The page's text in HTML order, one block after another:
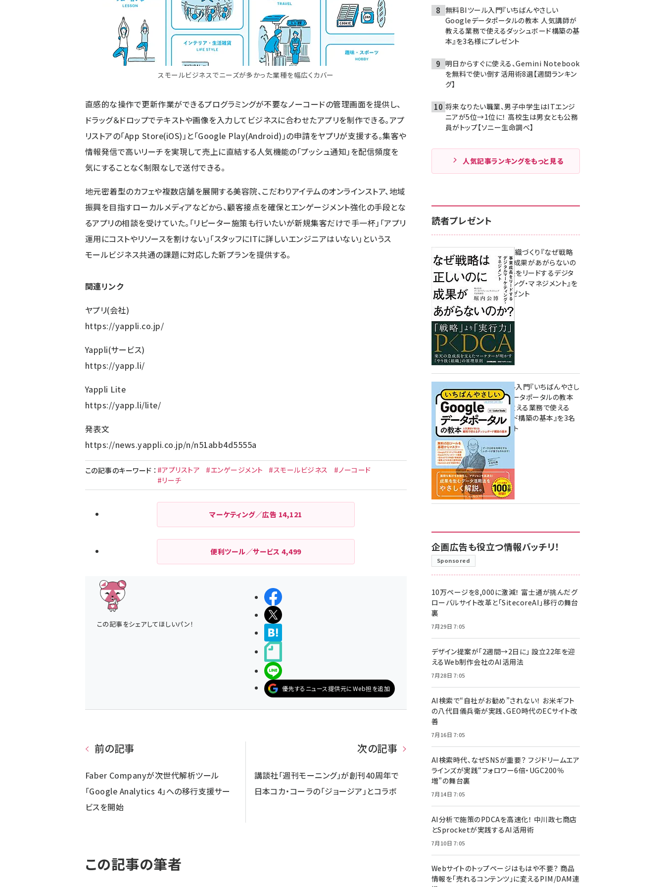
スモールビジネスでニーズが多かった業種を幅広くカバー
直感的な操作で更新作業ができるプログラミングが不要なノーコードの管理画面を提供し、
ドラッグ＆ドロップでテキストや画像を入力してビジネスに合わせたアプリを制作できる。アプ
リストアの「App Store(iOS)」と「Google Play(Android)」の申請をヤプリが支援する。集客や
情報発信で高いリーチを実現して売上に直結する人気機能の「プッシュ通知」を配信頻度を
気にすることなく制限なしで送付できる。
地元密着型のカフェや複数店舗を展開する美容院、こだわりアイテムのオンラインストア、地域
振興を目指すローカルメディアなどから、顧客接点を確保とエンゲージメント強化の手段とな
るアプリの相談を受けていた。「リピーター施策も行いたいが新規集客だけで手一杯」「アプリ
運用にコストやリソースを割けない」「スタッフにITに詳しいエンジニアはいない」というス
モールビジネス共通の課題に対応した新プランを提供する。
関連リンク
ヤプリ(会社)
https://yappli.co.jp/
Yappli(サービス)
https://yapp.li/
Yappli Lite
https://yapp.li/lite/
発表文
https://news.yappli.co.jp/n/n51abb4d5555a
この記事のキーワード ： #アプリストア #エンゲージメント #スモールビジネス
#ノーコード
#リーチ
マーケティング／広告 14,121
便利ツール／サービス4,499
この記事をシェアしてほしいパン！
シェアする
ポストする
LINEで送る
優先するニュース提供元にWeb担を追加
前の記事
Faber Companyが次世代解析ツール
「Google Analytics 4」への移行支援サー
ビスを開始
次の記事
講談社「週刊モーニング」が創刊40周年で
日本コカ・コーラの「ジョージア」とコラボ
この記事の筆者
無料BIツール入門『いちばんやさしい
Googleデータポータルの教本 人気講師が
教える業務で使えるダッシュボード構築の基
本』を3名様にプレゼント
明日からすぐに使える、Gemini Notebook
を無料で使い倒す活用術8選【週間ランキン
グ】
将来なりたい職業、男子中学生はITエンジ
ニアが5位→1位に！ 高校生は男女とも公務
員がトップ【ソニー生命調べ】
人気記事ランキングをもっと見る
読者プレゼント
成果を生む組織づくり『なぜ戦略
は正しいのに成果があがらないの
か？ 事業成長をリードするデジタ
ルマーケティング・マネジメント』を
3名様にプレゼント
8月7日 10:00
無料BIツール入門『いちばんやさし
いGoogleデータポータルの教本
人気講師が教える業務で使える
ダッシュボード構築の基本』を3名
様にプレゼント
7月31日 10:00
企画広告も役立つ情報バッチリ！
Sponsored
10万ページを8,000に激減！ 富士通が挑んだグ
ローバルサイト改革と「SitecoreAI」移行の舞台
裏
7月29日 7:05
デザイン提案が「2週間→2日に」 設立22年を迎
えるWeb制作会社のAI活用法
7月28日 7:05
AI検索で“自社がお勧め”されない！ お米ギフト
の八代目儀兵衛が実践、GEO時代のECサイト改
善
7月16日 7:05
AI検索時代、なぜSNSが重要？ フジドリームエア
ラインズが実践“フォロワー6倍・UGC200％
増”の舞台裏
7月14日 7:05
AI分析で施策のPDCAを高速化！ 中川政七商店
とSprocketが実践するAI活用術
7月10日 7:05
Webサイトのトップページはもはや不要？ 商品
情報を「売れるコンテンツ」に変えるPIM/DAM連